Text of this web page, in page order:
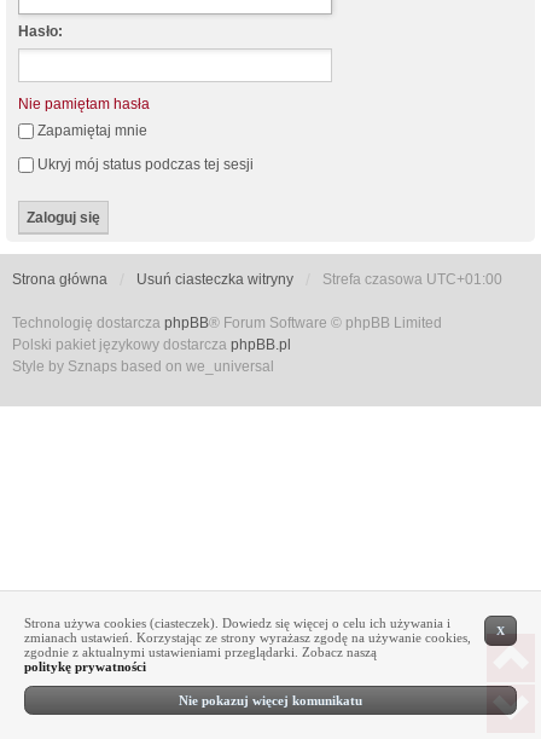
Hasło:
Nie pamiętam hasła
Zapamiętaj mnie
Ukryj mój status podczas tej sesji
Strona główna Usuń ciasteczka witryny Strefa czasowa UTC+01:00
Technologię dostarcza phpBB® Forum Software © phpBB Limited
Polski pakiet językowy dostarcza phpBB.pl
Style by Sznaps based on we_universal
X
Strona używa cookies (ciasteczek). Dowiedz się więcej o celu ich używania i
zmianach ustawień. Korzystając ze strony wyrażasz zgodę na używanie cookies,
zgodnie z aktualnymi ustawieniami przeglądarki. Zobacz naszą
politykę prywatności
Nie pokazuj więcej komunikatu